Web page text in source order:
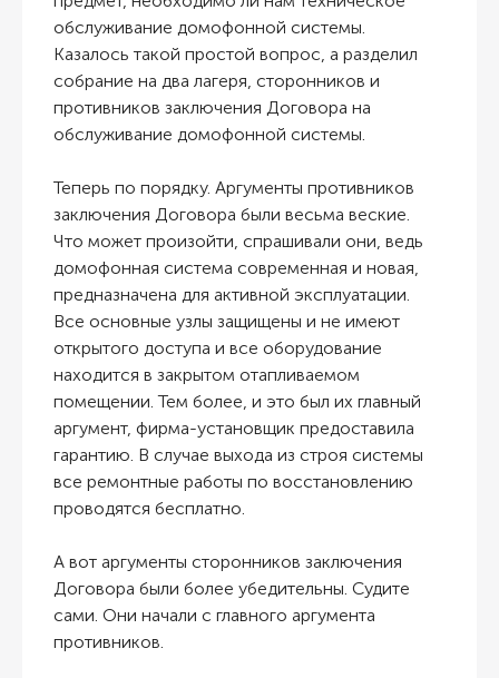
обслуживание домофонной системы.
Казалось такой простой вопрос, а разделил
собрание на два лагеря, сторонников и
противников заключения Договора на
обслуживание домофонной системы.
Теперь по порядку. Аргументы противников
заключения Договора были весьма веские.
Что может произойти, спрашивали они, ведь
домофонная система современная и новая,
предназначена для активной эксплуатации.
Все основные узлы защищены и не имеют
открытого доступа и все оборудование
находится в закрытом отапливаемом
помещении. Тем более, и это был их главный
аргумент, фирма-установщик предоставила
гарантию. В случае выхода из строя системы
все ремонтные работы по восстановлению
проводятся бесплатно.
А вот аргументы сторонников заключения
Договора были более убедительны. Судите
сами. Они начали с главного аргумента
противников.